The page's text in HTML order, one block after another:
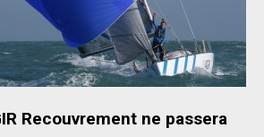
Recouvrement ne passera